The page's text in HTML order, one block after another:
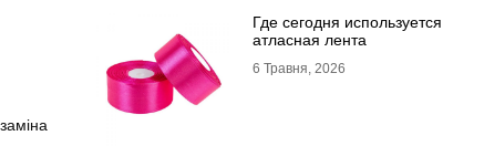
Где сегодня используется
атласная лента
6 Травня, 2026